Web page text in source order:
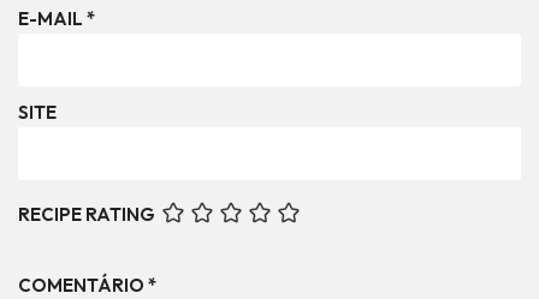
E-MAIL *
SITE
RECIPE RATING
COMENTÁRIO *